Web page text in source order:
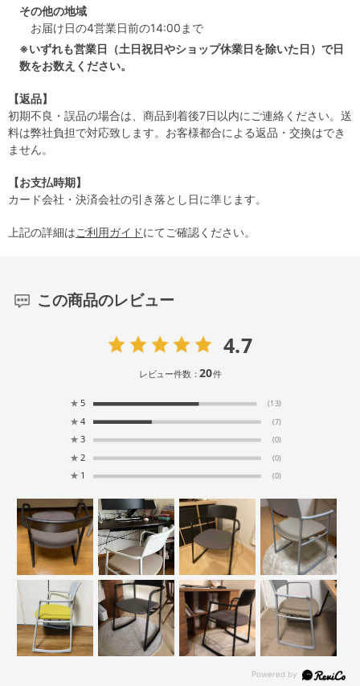
その他の地域
お届け日の4営業日前の14:00まで
※いずれも営業日（土日祝日やショップ休業日を除いた日）で日
数をお数えください。
【返品】
初期不良・誤品の場合は、商品到着後7日以内にご連絡ください。送
料は弊社負担で対応致します。お客様都合による返品・交換はでき
ません。
【お支払時期】
カード会社・決済会社の引き落とし日に準じます。
上記の詳細はご利用ガイドにてご確認ください。
この商品のレビュー
4.7
レビュー件数：20件
★ 5 (13)
★ 4 (7)
★ 3 (0)
★ 2 (0)
★ 1 (0)